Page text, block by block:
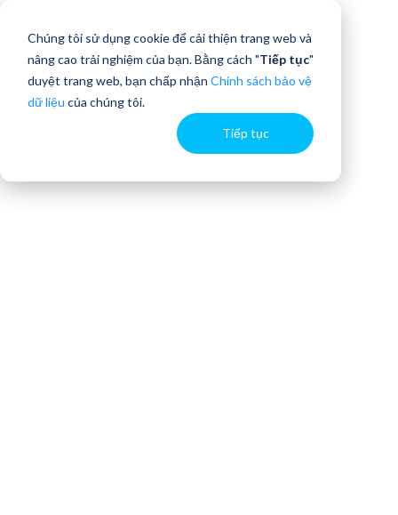
Chúng tôi sử dụng cookie để cải thiện trang web và
nâng cao trải nghiệm của bạn. Bằng cách "Tiếp tục"
duyệt trang web, bạn chấp nhận Chính sách bảo vệ
dữ liệu của chúng tôi.
Tiếp tục